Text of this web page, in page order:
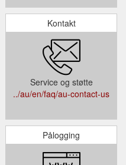
Kontakt
Service og støtte
../au/en/faq/au-contact-us
Pålogging